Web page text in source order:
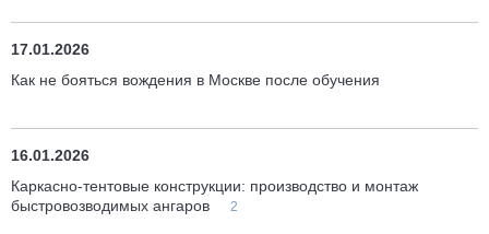
17.01.2026
Как не бояться вождения в Москве после обучения
16.01.2026
Каркасно-тентовые конструкции: производство и монтаж
быстровозводимых ангаров
2